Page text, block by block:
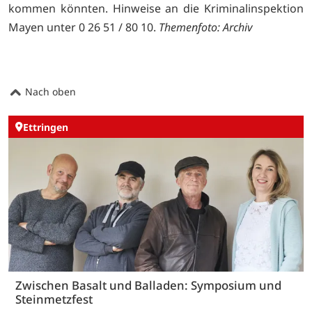
kommen könnten. Hinweise an die Kriminalinspektion
Mayen unter 0 26 51 / 80 10. Themenfoto: Archiv
Nach oben
Ettringen
Zwischen Basalt und Balladen: Symposium und
Steinmetzfest